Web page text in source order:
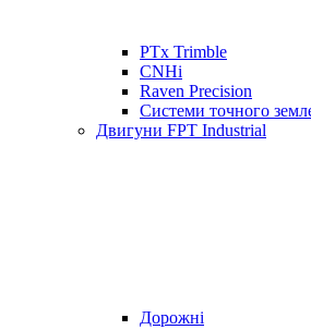
PTx Trimble
CNHi
Raven Precision
Системи точного
Двигуни FPT Industrial
Дорожні